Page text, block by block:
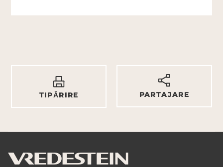
TIPĂRIRE PARTAJARE